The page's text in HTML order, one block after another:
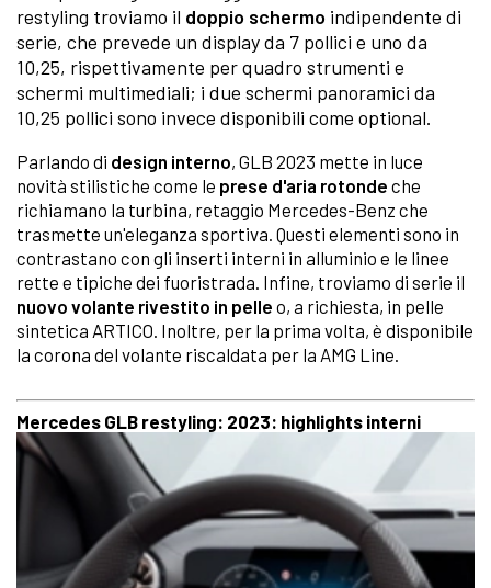
restyling troviamo il doppio schermo indipendente di
serie, che prevede un display da 7 pollici e uno da
10,25, rispettivamente per quadro strumenti e
schermi multimediali; i due schermi panoramici da
10,25 pollici sono invece disponibili come optional.
Parlando di design interno, GLB 2023 mette in luce
novità stilistiche come le prese d'aria rotonde che
richiamano la turbina, retaggio Mercedes-Benz che
trasmette un'eleganza sportiva. Questi elementi sono in
contrastano con gli inserti interni in alluminio e le linee
rette e tipiche dei fuoristrada. Infine, troviamo di serie il
nuovo volante rivestito in pelle o, a richiesta, in pelle
sintetica ARTICO. Inoltre, per la prima volta, è disponibile
la corona del volante riscaldata per la AMG Line.
Mercedes GLB restyling: 2023: highlights interni